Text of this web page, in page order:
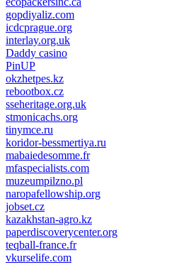
gopdiyaliz.com
icdcprague.org
interlay.org.uk
Daddy casino
PinUP
okzhetpes.kz
rebootbox.cz
sseheritage.org.uk
stmonicachs.org
tinymce.ru
koridor-bessmertiya.ru
mabaiedesomme.fr
mfaspecialists.com
muzeumpilzno.pl
naropafellowship.org
jobset.cz
kazakhstan-agro.kz
paperdiscoverycenter.org
teqball-france.fr
vkurselife.com